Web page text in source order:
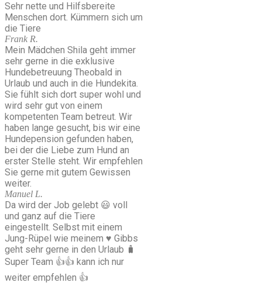
Sehr nette und Hilfsbereite
Menschen dort. Kümmern sich um
die Tiere
Frank R.
Mein Mädchen Shila geht immer
sehr gerne in die exklusive
Hundebetreuung Theobald in
Urlaub und auch in die Hundekita.
Sie fühlt sich dort super wohl und
wird sehr gut von einem
kompetenten Team betreut. Wir
haben lange gesucht, bis wir eine
Hundepension gefunden haben,
bei der die Liebe zum Hund an
erster Stelle steht. Wir empfehlen
Sie gerne mit gutem Gewissen
weiter.
Manuel L.
Da wird der Job gelebt 😃 voll
und ganz auf die Tiere
eingestellt. Selbst mit einem
Jung-Rüpel wie meinem ♥️ Gibbs
geht sehr gerne in den Urlaub 🧳
Super Team 👍👍 kann ich nur
weiter empfehlen 👍